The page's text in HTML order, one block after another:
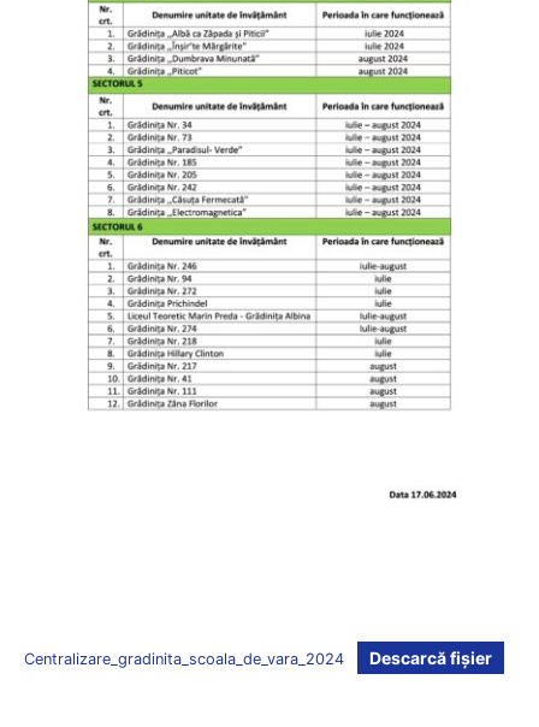
Centralizare_gradinita_scoala_de_vara_2024 Descarcă fișier